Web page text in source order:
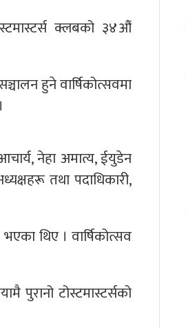
क्लबको ३४औं
हुने वार्षिकोत्सवमा
नेहा अमात्य, ईयुडेन
तथा पदाधिकारी,
थिए । वार्षिकोत्सव
पुरानो टोस्टमास्टर्सको